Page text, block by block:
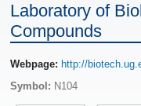
Laboratory of
Compounds
Webpage: http://
Symbol: N104